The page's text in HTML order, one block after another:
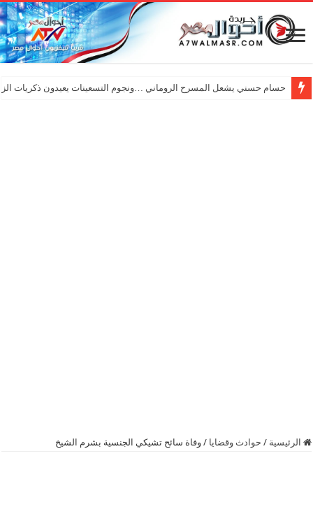
حسام حسني يشعل المسرح الروماني …ونجوم التسعينات يعيدون ذكريات
الرئيسية / حوادث وقضايا / وفاة سائح تشيكي الجنسية بشرم الشيخ